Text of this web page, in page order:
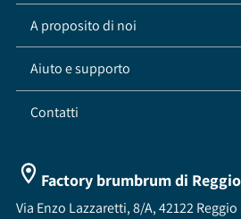
A proposito di noi
Aiuto e supporto
Contatti
Factory brumbrum di
Via Enzo Lazzaretti, 8/A, 42122